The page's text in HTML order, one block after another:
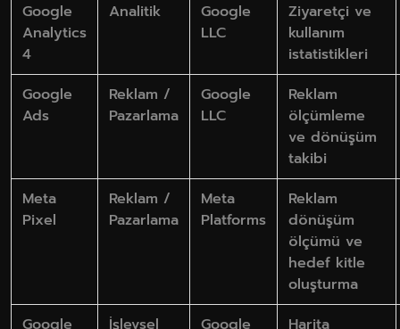
Google
Analytics
4
Analitik
Google
LLC
Ziyaretçi ve
kullanım
istatistikleri
Google
Ads
Reklam /
Pazarlama
Google
LLC
Reklam
ölçümleme
ve dönüşüm
takibi
Meta
Pixel
Reklam /
Pazarlama
Meta
Platforms
Reklam
dönüşüm
ölçümü ve
hedef kitle
oluşturma
Google
İşlevsel Google Harita